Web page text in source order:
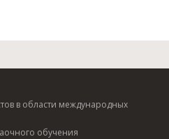
в области международных
обучения